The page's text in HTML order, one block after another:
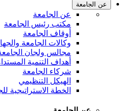
عن الجامعة
عن الجامعة
مكتب رئيس الجامعة
أوقاف الجامعة
وكالات الجامعة
مجالس ولجان
أهداف التنمية
شركاء الجامعة
الهيكل التنظيمي
الخطة الاستراتيجية